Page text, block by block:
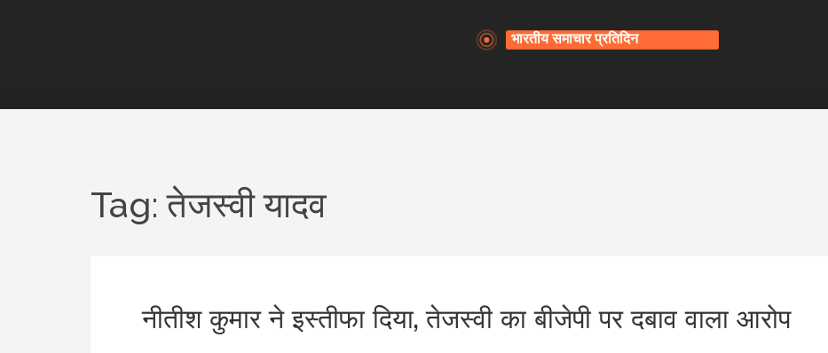
Tag: तेजस्वी यादव
नीतीश कुमार ने इस्तीफा दिया, तेजस्वी का बीजेपी पर दबाव वाला आरोप